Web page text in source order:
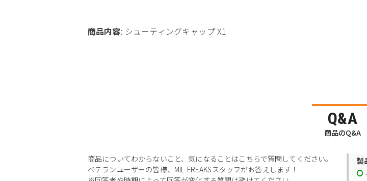
商品内容: シューティングキャップ X1
Q&A
商品のQ&A
商品についてわからないこと、気になることはこちらで質問してください。
ベテランユーザーの皆様、MIL-FREAKSスタッフがお答えします！
製